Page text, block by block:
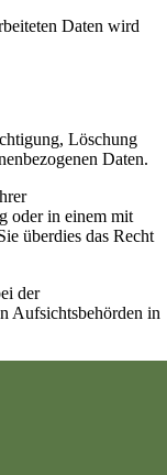
Daten wird
Löschung
Daten.
oder in einem mit
überdies das Recht
der
Aufsichtsbehörden in